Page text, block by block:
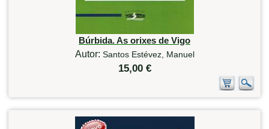
Búrbida. As orixes de Vigo
Autor: Santos Estévez, Manuel
15,00 €